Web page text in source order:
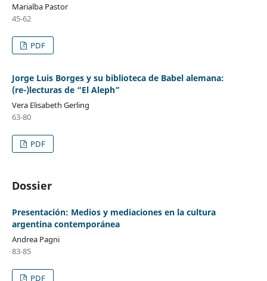
Marialba Pastor
45-62
PDF
Jorge Luis Borges y su biblioteca de Babel alemana:
(re-)lecturas de “El Aleph”
Vera Elisabeth Gerling
63-80
PDF
Dossier
Presentación: Medios y mediaciones en la cultura
argentina contemporánea
Andrea Pagni
83-85
PDF